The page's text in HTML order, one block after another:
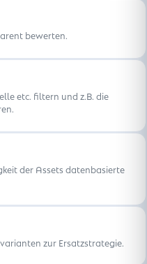
bewerten.
etc. filtern und z.B. die
der Assets datenbasierte
zur Ersatzstrategie.